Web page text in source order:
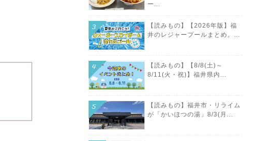
ー...
【読みもの】【2026年版】福
井のレジャープールまとめ。...
【読みもの】【8/8(土)～
8/11(火・祝)】福井県内...
【読みもの】福井市・リライム
が「かいほつの湯」8/3(月...